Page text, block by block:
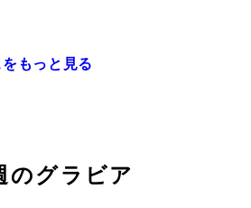
もっと見る
のグラビア